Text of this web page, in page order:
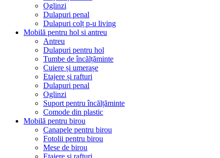
Oglinzi
Dulapuri penal
Dulapuri colț p-u living
Mobilă pentru hol si antreu
Antreu
Dulapuri pentru hol
Tumbe de încălțăminte
Cuiere și umerașe
Etajere și rafturi
Dulapuri penal
Oglinzi
Suport pentru încălțăminte
Comode din plastic
Mobilă pentru birou
Canapele pentru birou
Fotolii pentru birou
Mese de birou
Etajere și rafturi